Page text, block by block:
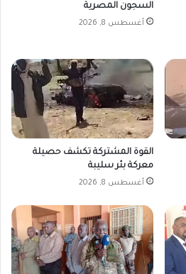
السجون المصرية
أغسطس 8, 2026
القوة المشتركة تكشف حصيلة
معركة بئر سليبة
أغسطس 8, 2026